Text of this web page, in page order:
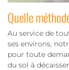
Quelle
Au service de
ses environs,
pour toute
du sol à